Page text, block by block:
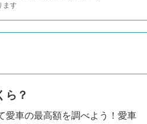
ます
ら？
愛車の最高額を調べよう！愛車